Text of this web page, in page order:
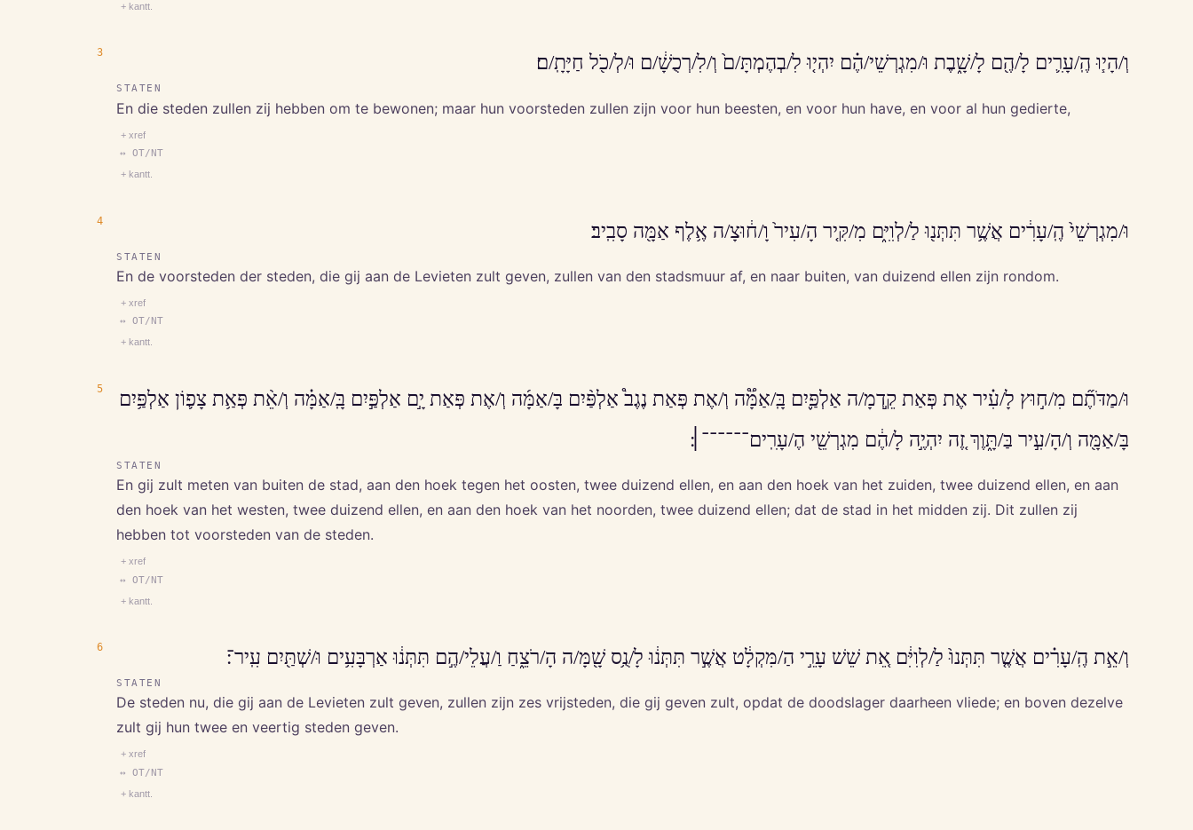
+ kantt.
3 וְ/הָי֧וּ הֶֽ/עָרִ֛ים לָ/הֶ֖ם לָ/שָׁ֑בֶת וּ/מִגְרְשֵׁי/הֶ֗ם יִהְי֤וּ לִ/בְהֶמְתָּ/ם֙ וְ/לִ/רְכֻשָׁ֔/ם וּ/לְ/כֹ֖ל חַיָּתָֽ/ם׃
STATEN
En die steden zullen zij hebben om te bewonen; maar hun voorsteden zullen zijn voor hun beesten, en voor hun have, en voor al hun gedierte,
+ xref
↔ OT/NT
+ kantt.
4 וּ/מִגְרְשֵׁי֙ הֶֽ/עָרִ֔ים אֲשֶׁ֥ר תִּתְּנ֖וּ לַ/לְוִיִּ֑ם מִ/קִּ֤יר הָ/עִיר֙ וָ/ח֔וּצָ/ה אֶ֥לֶף אַמָּ֖ה סָבִֽיב׃
STATEN
En de voorsteden der steden, die gij aan de Levieten zult geven, zullen van den stadsmuur af, en naar buiten, van duizend ellen zijn rondom.
+ xref
↔ OT/NT
+ kantt.
5
וּ/מַדֹּתֶ֞ם מִ/ח֣וּץ לָ/עִ֗יר אֶת פְּאַת קֵ֣דְמָ/ה אַלְפַּ֪יִם בָּֽ/אַמָּ֟ה וְ/אֶת פְּאַת נֶגֶב֩ אַלְפַּ֨יִם בָּ/אַמָּ֜ה וְ/אֶת פְּאַת יָ֣ם אַלְפַּ֣יִם בָּֽ/אַמָּ֗ה וְ/אֵ֨ת פְּאַ֥ת צָפ֛וֹן אַלְפַּ֥יִם
בָּ/אַמָּ֖ה וְ/הָ/עִ֣יר בַּ/תָּ֑וֶךְ זֶ֚ה יִהְיֶ֣ה לָ/הֶ֔ם מִגְרְשֵׁ֖י הֶ/עָרִֽים־־־־־־׀׃
STATEN
En gij zult meten van buiten de stad, aan den hoek tegen het oosten, twee duizend ellen, en aan den hoek van het zuiden, twee duizend ellen, en aan
den hoek van het westen, twee duizend ellen, en aan den hoek van het noorden, twee duizend ellen; dat de stad in het midden zij. Dit zullen zij
hebben tot voorsteden van de steden.
+ xref
↔ OT/NT
+ kantt.
6 וְ/אֵ֣ת הֶֽ/עָרִ֗ים אֲשֶׁ֤ר תִּתְּנוּ֙ לַ/לְוִיִּ֔ם אֵ֚ת שֵׁשׁ עָרֵ֣י הַ/מִּקְלָ֔ט אֲשֶׁ֣ר תִּתְּנ֔וּ לָ/נֻ֥ס שָׁ֖מָּ/ה הָ/רֹצֵ֑חַ וַ/עֲלֵי/הֶ֣ם תִּתְּנ֔וּ אַרְבָּעִ֥ים וּ/שְׁתַּ֖יִם עִֽיר־׃
STATEN
De steden nu, die gij aan de Levieten zult geven, zullen zijn zes vrijsteden, die gij geven zult, opdat de doodslager daarheen vliede; en boven dezelve
zult gij hun twee en veertig steden geven.
+ xref
↔ OT/NT
+ kantt.